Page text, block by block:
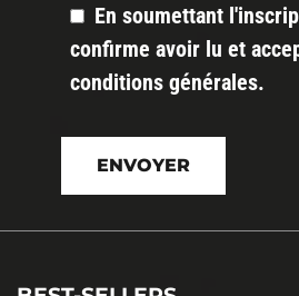
En soumettant
confirme avoir lu et
conditions générales.
Veuillez
laisser
ce
champ